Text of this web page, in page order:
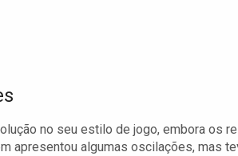
no seu estilo de jogo, embora os
apresentou algumas oscilações, mas